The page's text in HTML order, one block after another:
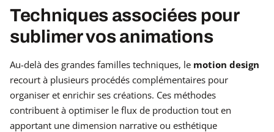
Techniques associées pour
sublimer vos animations
Au-delà des grandes familles techniques, le motion design
recourt à plusieurs procédés complémentaires pour
organiser et enrichir ses créations. Ces méthodes
contribuent à optimiser le flux de production tout en
apportant une dimension narrative ou esthétique